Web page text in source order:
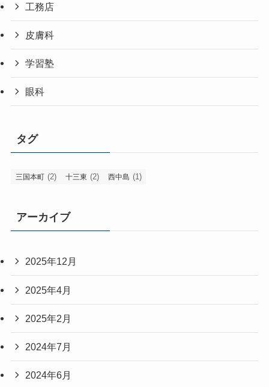
工務店
皮膚科
学習塾
眼科
タグ
三国本町 (2) 十三東 (2) 西中島 (1)
アーカイブ
2025年12月
2025年4月
2025年2月
2024年7月
2024年6月